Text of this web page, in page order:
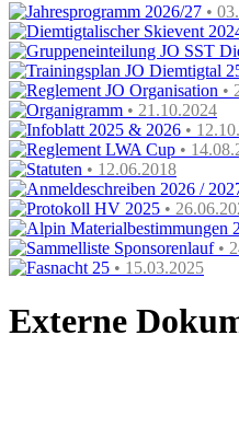
Jahresprogramm 2026/27 •
Diemtigtalischer Skievent
Gruppeneinteilung JO SST
Trainingsplan JO Diemtigtal
Reglement JO Organisation •
Organigramm • 21.10.2024
Infoblatt 2025 & 2026 •
Reglement LWA Cup •
Statuten • 12.06.2018
Anmeldeschreiben 2026 /
Protokoll HV 2025 •
Alpin Materialbestimmungen
Sammelliste Sponsorenlauf •
Fasnacht 25 • 15.03.2025
Externe